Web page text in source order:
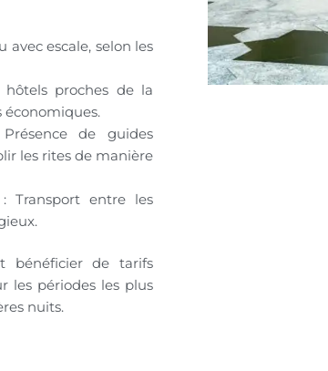
avec escale, selon les
proches de la
économiques.
de guides
les rites de manière
: Transport entre les
bénéficier de tarifs
les périodes les plus
nuits.